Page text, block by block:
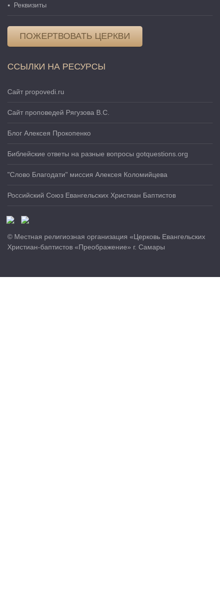
Реквизиты
ПОЖЕРТВОВАТЬ ЦЕРКВИ
ССЫЛКИ НА РЕСУРСЫ
Сайт propovedi.ru
Сайт проповедей Рягузова В.С.
Блог Алексея Прокопенко
Библейские ответы на разные вопросы gotquestions.org
"Слово Благодати" миссия Алексея Коломийцева
Российский Союз Евангельских Христиан Баптистов
© Местная религиозная организация «Церковь Евангельских
Христиан-баптистов «Преображение» г. Самары